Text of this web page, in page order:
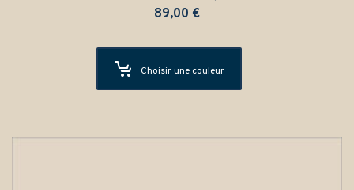
89,00 €
Choisir une couleur